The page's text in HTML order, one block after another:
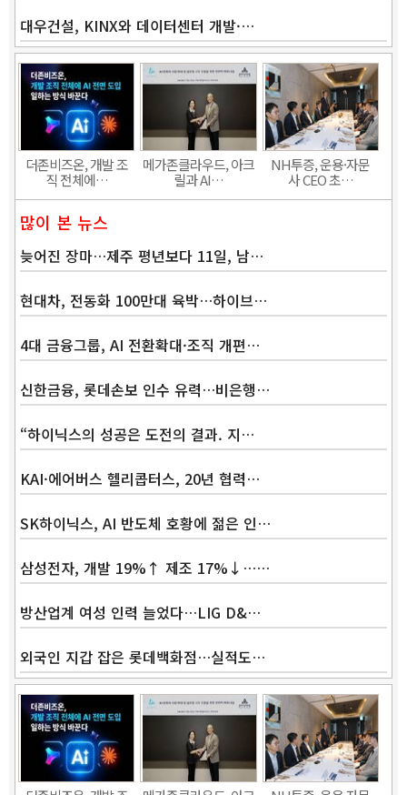
대우건설, KINX와 데이터센터 개발·…
더존비즈온, 개발 조
직 전체에…
메가존클라우드, 아크
릴과 AI…
NH투증, 운용·자문
사 CEO 초…
많이 본 뉴스
늦어진 장마…제주 평년보다 11일, 남…
현대차, 전동화 100만대 육박…하이브…
4대 금융그룹, AI 전환확대·조직 개편…
신한금융, 롯데손보 인수 유력…비은행…
“하이닉스의 성공은 도전의 결과. 지…
KAI·에어버스 헬리콥터스, 20년 협력…
SK하이닉스, AI 반도체 호황에 젊은 인…
삼성전자, 개발 19%↑ 제조 17%↓……
방산업계 여성 인력 늘었다…LIG D&…
외국인 지갑 잡은 롯데백화점…실적도…